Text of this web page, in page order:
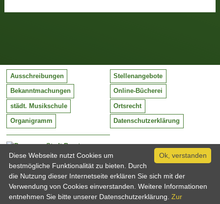
Stadt Barntrup
Mittelstraße 38
32683 Barntrup
Tel:
Email:
05263 / 409-0
info@barntrup.de
Ausschreibungen Stellenangebote
Bekanntmachungen Online-Bücherei
städt. Musikschule Ortsrecht
Organigramm Datenschutzerklärung
Ok, verstanden
Diese Webseite nutzt Cookies um
bestmögliche Funktionalität zu bieten. Durch
die Nutzung dieser Internetseite erklären Sie sich mit der
Verwendung von Cookies einverstanden. Weitere Informationen
entnehmen Sie bitte unserer Datenschutzerklärung. Zur